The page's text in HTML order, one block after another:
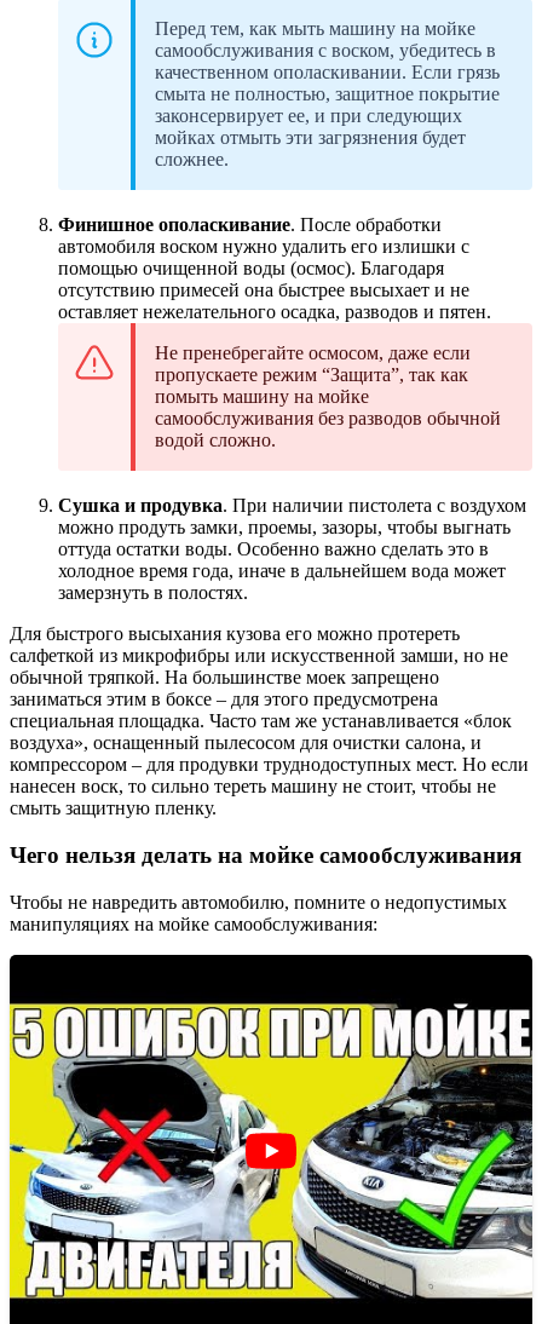
Перед тем, как мыть машину на мойке
самообслуживания с воском, убедитесь в
качественном ополаскивании. Если грязь
смыта не полностью, защитное покрытие
законсервирует ее, и при следующих
мойках отмыть эти загрязнения будет
сложнее.
Финишное ополаскивание. После обработки
автомобиля воском нужно удалить его излишки с
помощью очищенной воды (осмос). Благодаря
отсутствию примесей она быстрее высыхает и не
оставляет нежелательного осадка, разводов и пятен.
Не пренебрегайте осмосом, даже если
пропускаете режим “Защита”, так как
помыть машину на мойке
самообслуживания без разводов обычной
водой сложно.
Сушка и продувка. При наличии пистолета с воздухом
можно продуть замки, проемы, зазоры, чтобы выгнать
оттуда остатки воды. Особенно важно сделать это в
холодное время года, иначе в дальнейшем вода может
замерзнуть в полостях.
Для быстрого высыхания кузова его можно протереть
салфеткой из микрофибры или искусственной замши, но не
обычной тряпкой. На большинстве моек запрещено
заниматься этим в боксе – для этого предусмотрена
специальная площадка. Часто там же устанавливается «блок
воздуха», оснащенный пылесосом для очистки салона, и
компрессором – для продувки труднодоступных мест. Но если
нанесен воск, то сильно тереть машину не стоит, чтобы не
смыть защитную пленку.
Чего нельзя делать на мойке самообслуживания
Чтобы не навредить автомобилю, помните о недопустимых
манипуляциях на мойке самообслуживания: